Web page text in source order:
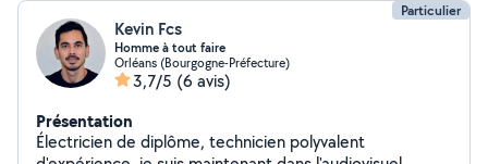
Particulier
Kevin Fcs
Homme à tout faire
Orléans (Bourgogne-Préfecture)
3,7/5 (6 avis)
Présentation
Électricien de diplôme, technicien polyvalent